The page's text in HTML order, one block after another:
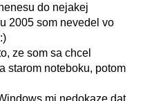
do nejakej
2005 som nevedel vo
ze som sa chcel
starom noteboku, potom
mi nedokaze dat